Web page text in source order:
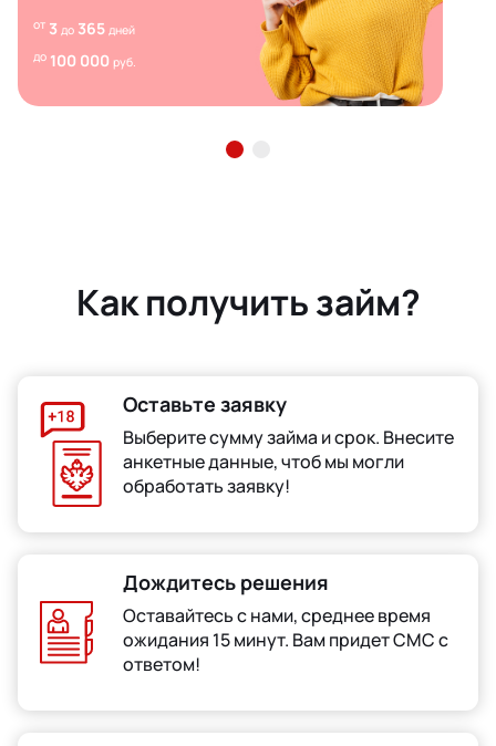
от 3 до 365 дней
до 100 000 руб.
Как получить займ?
Оставьте заявку
Выберите сумму займа и срок. Внесите
анкетные данные, чтоб мы могли
обработать заявку!
Дождитесь решения
Оставайтесь с нами, среднее время
ожидания 15 минут. Вам придет СМС с
ответом!